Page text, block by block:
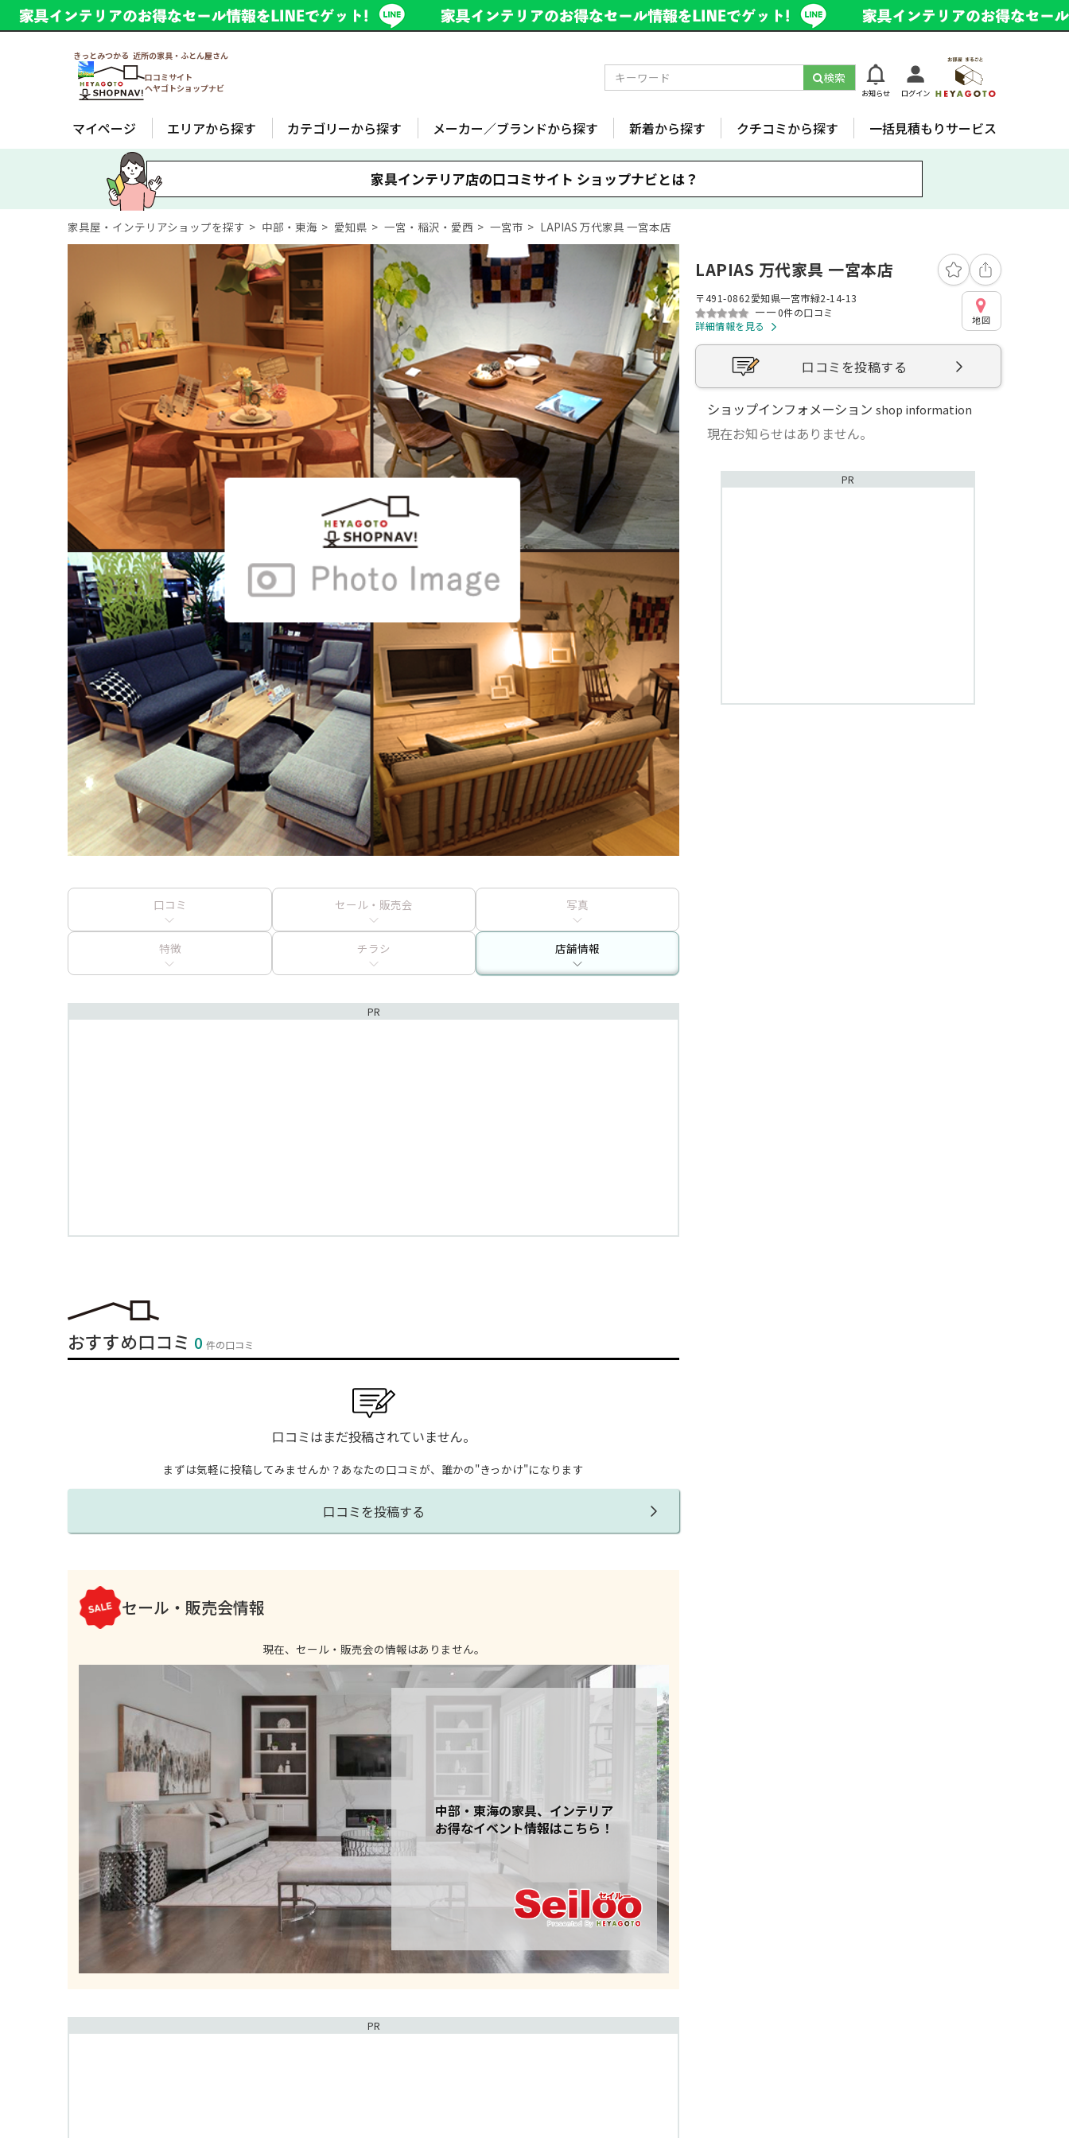
きっとみつかる 近所の家具・ふとん屋さん
口コミサイト
ヘヤゴトショップナビ
検索
お知らせ ログイン
マイページ エリアから探す カテゴリーから探す メーカー／ブランドから探す 新着から探す クチコミから探す 一括見積もりサービス
家具インテリア店の口コミサイト ショップナビとは？
家具屋・インテリアショップを探す 中部・東海 愛知県 一宮・稲沢・愛西 一宮市 LAPIAS 万代家具 一宮本店
LAPIAS 万代家具 一宮本店
〒491-0862愛知県一宮市緑2-14-13
ーー0件の口コミ
詳細情報を見る
地図
口コミを投稿する
ショップインフォメーションshop information
現在お知らせはありません。
PR
口コミ セール・販売会 写真
特徴 チラシ 店舗情報
PR
おすすめ口コミ 0件の口コミ
口コミはまだ投稿されていません。
まずは気軽に投稿してみませんか？ あなたの口コミが、誰かの"きっかけ"になります
口コミを投稿する
セール・販売会情報
現在、セール・販売会の情報はありません。
中部・東海の家具、インテリア
お得なイベント情報はこちら！
PR